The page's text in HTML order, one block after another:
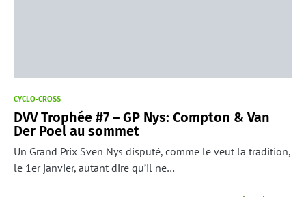
CYCLO-CROSS
DVV Trophée #7 – GP Nys: Compton & Van
Der Poel au sommet
Un Grand Prix Sven Nys disputé, comme le veut la tradition,
le 1er janvier, autant dire qu’il ne…